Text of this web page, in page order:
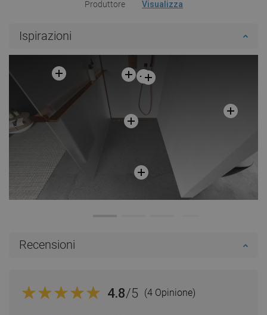
Produttore Visualizza
Ispirazioni
Recensioni
4.8/5 (4 Opinione)